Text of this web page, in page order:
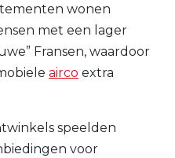
wonen
met een lager
Fransen, waardoor
airco extra
speelden
voor